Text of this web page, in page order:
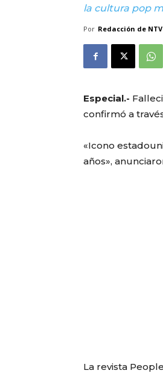
la cultura pop
Por Redacción de NTV
Especial.-
confirmó a
«Icono
años»,
La revista People